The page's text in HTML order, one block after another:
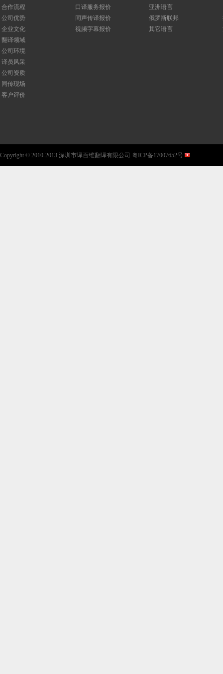
合作流程
公司优势
企业文化
翻译领域
公司环境
译员风采
公司资质
同传现场
客户评价
口译服务报价
同声传译报价
视频字幕报价
亚洲语言
俄罗斯联邦
其它语言
Copyright © 2010-2013 深圳市译百维翻译有限公司 粤ICP备17007652号